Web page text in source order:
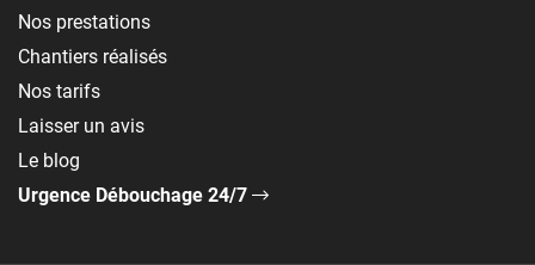
Nos prestations
Chantiers réalisés
Nos tarifs
Laisser un avis
Le blog
Urgence Débouchage 24/7